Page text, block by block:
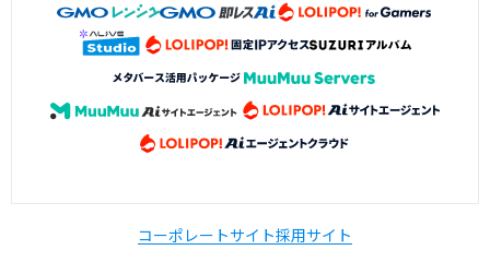
コーポレートサイト採用サイト